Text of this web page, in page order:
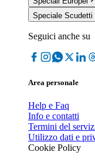
Speciale Scudetti
Seguici anche su
Area personale
Help e Faq
Info e contatti
Termini del
Utilizzo dati e
Cookie Policy